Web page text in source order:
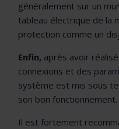
généralement sur un
tableau électrique de la
protection comme un
Enfin, après avoir
connexions et des
système est mis sous
son bon fonctionnement.
Il est fortement